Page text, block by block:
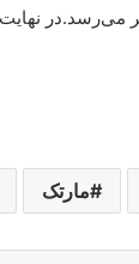
می‌رسد.در
مارتک